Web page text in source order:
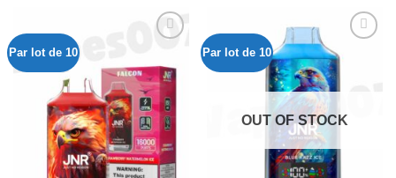
Par lot de 10
Ajouter
à la liste
de
souhaits
Par lot de 10
à la liste
souhaits
OUT OF STOCK